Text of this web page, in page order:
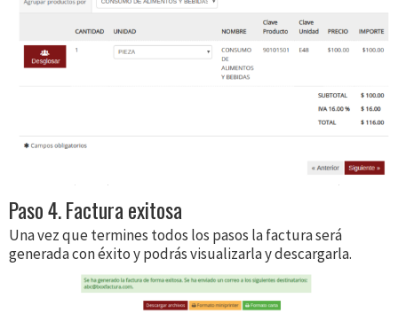
Paso 4. Factura exitosa
Una vez que termines todos los pasos la factura será
generada con éxito y podrás visualizarla y descargarla.